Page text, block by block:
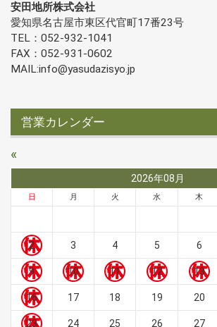
安田地所株式会社
愛知県名古屋市東区代官町17番23号
TEL：052-932-1041
FAX：052-931-0602
MAIL:info@yasudazisyo.jp
営業カレンダー
«
2026年08月
日 月 火 水 木
2 3 4 5 6
9 10 11 12 13
16 17 18 19 20
23 24 25 26 27